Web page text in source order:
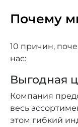
Почему
10 причин,
нас:
Выгодная
Компания
весь
этом гибкий